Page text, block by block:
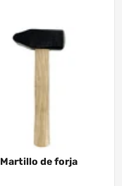
Martillo de forja